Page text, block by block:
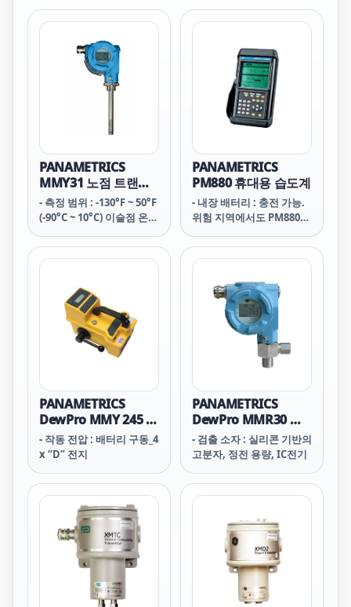
ppmv
PANAMETRICS
MMY31 노점 트랜스
미터
- 측정 범위 : -130°F ~ 50°F
(-90°C ~ 10°C) 이슬점 온
PANAMETRICS
PM880 휴대용 습도계
- 내장 배터리 : 충전 가능.
위험 지역에서도 PM880
가능
PANAMETRICS
DewPro MMY 245 수
분 분석기
- 작동 전압 : 배터리 구동_4
x “D” 전지
PANAMETRICS
DewPro MMR30 수
분 트랜스미터
- 검출 소자 : 실리콘 기반의
고분자, 정전 용량, IC전기